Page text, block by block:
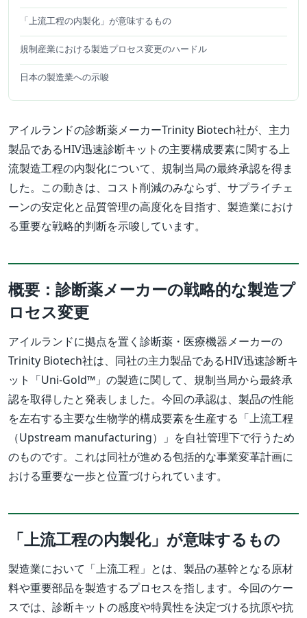
「上流工程の内製化」が意味するもの
規制産業における製造プロセス変更のハードル
日本の製造業への示唆
アイルランドの診断薬メーカーTrinity Biotech社が、主力
製品であるHIV迅速診断キットの主要構成要素に関する上
流製造工程の内製化について、規制当局の最終承認を得ま
した。この動きは、コスト削減のみならず、サプライチェ
ーンの安定化と品質管理の高度化を目指す、製造業におけ
る重要な戦略的判断を示唆しています。
概要：診断薬メーカーの戦略的な製造プ
ロセス変更
アイルランドに拠点を置く診断薬・医療機器メーカーの
Trinity Biotech社は、同社の主力製品であるHIV迅速診断キ
ット「Uni-Gold™」の製造に関して、規制当局から最終承
認を取得したと発表しました。今回の承認は、製品の性能
を左右する主要な生物学的構成要素を生産する「上流工程
（Upstream manufacturing）」を自社管理下で行うため
のものです。これは同社が進める包括的な事業変革計画に
おける重要な一歩と位置づけられています。
「上流工程の内製化」が意味するもの
製造業において「上流工程」とは、製品の基幹となる原材
料や重要部品を製造するプロセスを指します。今回のケー
スでは、診断キットの感度や特異性を決定づける抗原や抗